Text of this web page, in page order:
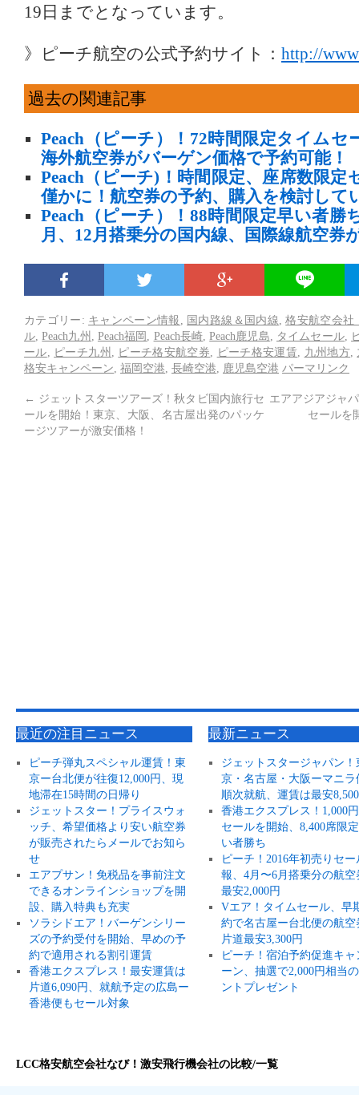
19日までとなっています。
》ピーチ航空の公式予約サイト： http://
過去の関連記事
Peach（ピーチ）！72時間限定タイムセ
海外航空券がバーゲン価格で予約可能！
Peach（ピーチ)！時間限定、座席数限定
僅かに！航空券の予約、購入を検討して
Peach（ピーチ）！88時間限定早い者勝
月、12月搭乗分の国内線、国際線航空券
カテゴリー: キャンペーン情報 国内路線＆国内線 ,格安航空会社
ル ,Peach九州 Peach福岡 Peach長崎 ,Peach鹿児島 タイムセール,
ール
ピーチ九州 ピーチ格安航空券 ピーチ格安運賃 九州地方
格安キャンペーン 福岡空港 長崎空港 鹿児島空港 パーマリンク
← ジェットスターツアーズ！秋タビ国内旅行セ
ールを開始！東京、大阪、名古屋出発のパッケ
ージツアーが激安価格！
エアアジアジャ
セールを
最近の注目ニュース
ピーチ弾丸スペシャル運賃！東
京ー台北便が往復12,000円、現
地滞在15時間の日帰り
ジェットスター！プライスウォ
ッチ、希望価格より安い航空券
が販売されたらメールでお知ら
せ
エアプサン！免税品を事前注文
できるオンラインショップを開
設、購入特典も充実
ソラシドエア！バーゲンシリー
ズの予約受付を開始、早めの予
約で適用される割引運賃
香港エクスプレス！最安運賃は
片道6,090円、就航予定の広島ー
香港便もセール対象
最新ニュース
ジェットスタージャパン！
京・名古屋・大阪ーマニラ
順次就航、運賃は最安
香港エクスプレス！1,000
セールを開始、8,400席限
い者勝ち
ピーチ！2016年初売りセー
報、4月〜6月搭乗分の航空
最安2,000円
Vエア！タイムセール、早
約で名古屋ー台北便の航空
片道最安3,300円
ピーチ！宿泊予約促進キャ
ーン、抽選で2,000円相当
ントプレゼント
LCC格安航空会社なび！激安飛行機会社の比較/一覧